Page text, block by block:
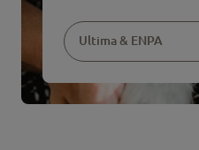
Ultima & ENPA